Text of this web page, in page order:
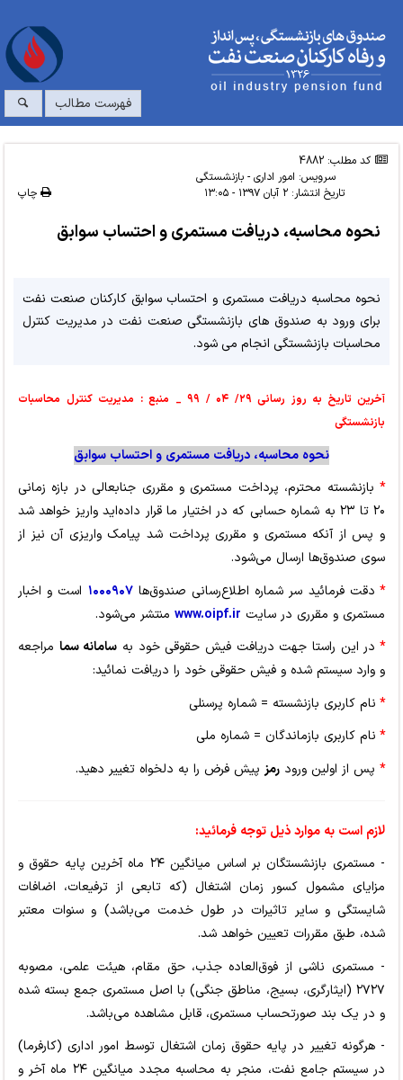
فهرست مطالب
کد مطلب: 4882
سرویس: امور اداری - بازنشستگی
تاریخ انتشار: ۲ آبان ۱۳۹۷ - ۱۳:۰۵ چاپ
نحوه محاسبه، دریافت مستمری و احتساب سوابق
نحوه محاسبه دریافت مستمری و احتساب سوابق کارکنان صنعت نفت
برای ورود به صندوق های بازنشستگی صنعت نفت در مدیریت کنترل
محاسبات بازنشستگی انجام می شود.
آخرین تاریخ به روز رسانی ۲۹/ ۰۴ / ۹۹ _ منبع : مدیریت کنترل محاسبات
بازنشستگی
نحوه محاسبه، دریافت مستمری و احتساب سوابق
* بازنشسته محترم، پرداخت مستمری و مقرری جنابعالی در بازه زمانی
۲۰ تا ۲۳ به شماره حسابی که در اختیار ما قرار داده‌اید واریز خواهد شد
و پس از آنکه مستمری و مقرری پرداخت شد پیامک واریزی آن نیز از
سوی صندوق‌ها ارسال می‌شود.
* دقت فرمائید سر شماره اطلاع‌رسانی صندوق‌ها۱۰۰۰۹۰۷ است و اخبار
مستمری و مقرری در سایت www.oipf.ir منتشر می‌شود.
* در این راستا جهت دریافت فیش حقوقی خود به سامانه سما مراجعه
و وارد سیستم شده و فیش حقوقی خود را دریافت نمائید:
* نام کاربری بازنشسته = شماره پرسنلی
* نام کاربری بازماندگان = شماره ملی
* پس از اولین ورود رمز پیش فرض را به دلخواه تغییر دهید.
لازم است به موارد ذیل توجه فرمائید:
- مستمری بازنشستگان بر اساس میانگین ۲۴ ماه آخرین پایه حقوق و
مزایای مشمول کسور زمان اشتغال (که تابعی از ترفیعات، اضافات
شایستگی و سایر تاثیرات در طول خدمت می‌باشد) و سنوات معتبر
شده، طبق مقررات تعیین خواهد شد.
- مستمری ناشی از فوق‌العاده جذب، حق مقام، هیئت علمی، مصوبه
۲۷۲۷ (ایثارگری، بسیج، مناطق جنگی) با اصل مستمری جمع بسته شده
و در یک بند صورتحساب مستمری، قابل مشاهده می‌باشد.
- هرگونه تغییر در پایه حقوق زمان اشتغال توسط امور اداری (کارفرما)
در سیستم جامع نفت، منجر به محاسبه مجدد میانگین ۲۴ ماه آخر و